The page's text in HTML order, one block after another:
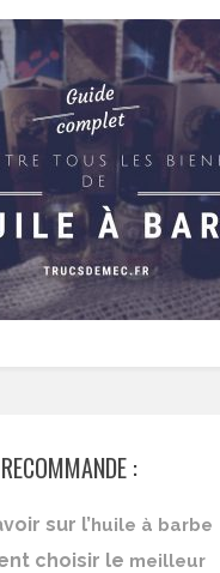
:
sur l’huile à barbe
choisir le meilleur